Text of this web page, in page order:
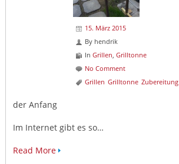
15. März 2015
By hendrik
In Grillen, Grilltonne
No Comment
Grillen Grilltonne Zubereitung
der Anfang
Im Internet gibt es so…
Read More